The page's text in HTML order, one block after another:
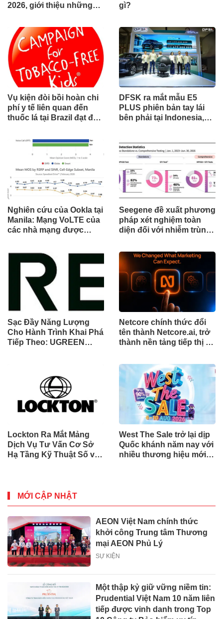
2026, giới thiệu những
công nghiệp
gì?
Vụ kiện đòi bồi hoàn chi
phí y tế liên quan đến
thuốc lá tại Brazil đạt đến
tòa án chuẩn bị ra phán
DFSK ra mắt mẫu E5
PLUS phiên bản tay lái
bên phải tại Indonesia,
toàn cầu
Nghiên cứu của Ookla tại
Manila: Mạng VoLTE của
các nhà mạng được
về chất lượng và độ tin
cậy của cuộc gọi thoại
Seegene đề xuất phương
pháp xét nghiệm toàn
diện đối với nhiễm trùng
qua Nghiên cứu lâm
sàng một triệu ca toàn
cầu (GMCS)
Sạc Đầy Năng Lượng
Cho Hành Trình Khai Phá
Tiếp Theo: UGREEN
Netcore chính thức đổi
tên thành Netcore.ai, trở
thành nền tảng tiếp thị tự
chia sẻ trách nhiệm tăng
trưởng khách hàng
Lockton Ra Mắt Mảng
Dịch Vụ Tư Vấn Cơ Sở
Hạ Tầng Kỹ Thuật Số và
West The Sale trở lại dịp
Quốc khánh năm nay với
nhiều thương hiệu mới,
MỚI CẬP NHẬT
AEON Việt Nam chính thức
khởi công Trung tâm Thương
mại AEON Phủ Lý
SỰ KIỆN
Một thập kỷ giữ vững niềm tin:
Prudential Việt Nam 10 năm liên
tiếp được vinh danh trong Top